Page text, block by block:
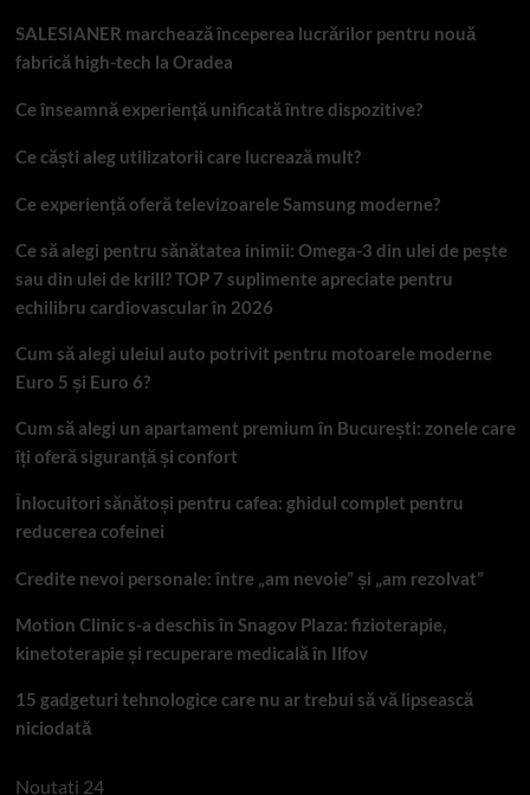
SALESIANER marchează începerea lucrărilor pentru nouă
fabrică high-tech la Oradea
Ce înseamnă experiență unificată între dispozitive?
Ce căști aleg utilizatorii care lucrează mult?
Ce experiență oferă televizoarele Samsung moderne?
Ce să alegi pentru sănătatea inimii: Omega-3 din ulei de pește
sau din ulei de krill? TOP 7 suplimente apreciate pentru
echilibru cardiovascular în 2026
Cum să alegi uleiul auto potrivit pentru motoarele moderne
Euro 5 și Euro 6?
Cum să alegi un apartament premium în București: zonele care
îți oferă siguranță și confort
Înlocuitori sănătoși pentru cafea: ghidul complet pentru
reducerea cofeinei
Credite nevoi personale: între „am nevoie” și „am rezolvat”
Motion Clinic s-a deschis în Snagov Plaza: fizioterapie,
kinetoterapie și recuperare medicală în Ilfov
15 gadgeturi tehnologice care nu ar trebui să vă lipsească
niciodată
Noutati 24